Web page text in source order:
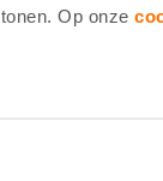
Op onze